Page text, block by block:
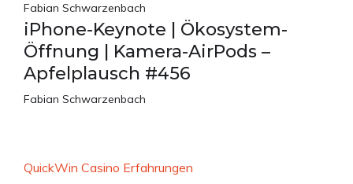
Fabian Schwarzenbach
iPhone-Keynote | Ökosystem-
Öffnung | Kamera-AirPods –
Apfelplausch #456
Fabian Schwarzenbach
QuickWin Casino Erfahrungen